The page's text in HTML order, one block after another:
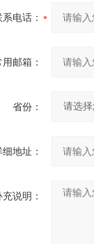
系电话：
用邮箱：
省份：
细地址：
充说明：